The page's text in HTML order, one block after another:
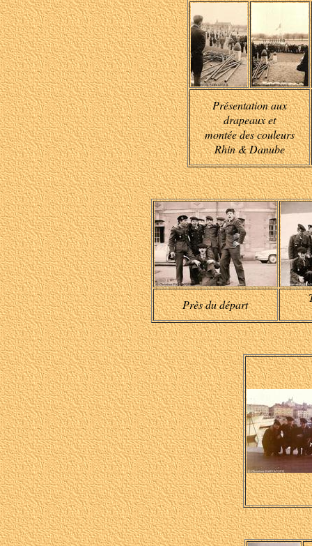
Présentation aux
drapeaux et
montée des couleurs
Rhin & Danube
Près du départ